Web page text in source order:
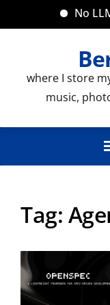
No
where I store
music,
Tag: